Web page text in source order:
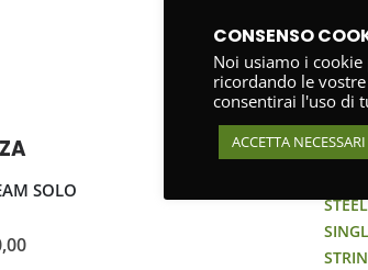
SOLO
CONSENSO
Noi usiamo i
ricordando le vostre
consentirai l'uso di
ACCETTA NECESSARI